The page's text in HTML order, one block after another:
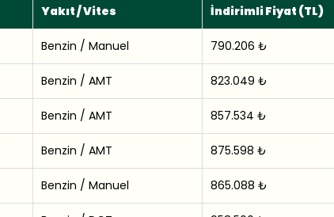
Yakıt / Vites İndirimli Fiyat (TL)
Benzin / Manuel 790.206 ₺
Benzin / AMT 823.049 ₺
Benzin / AMT 857.534 ₺
Benzin / AMT 875.598 ₺
Benzin / Manuel 865.088 ₺